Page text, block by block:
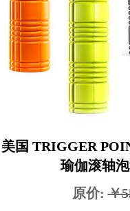
美国 TRIGGER
瑜伽滚轴
原价:￥